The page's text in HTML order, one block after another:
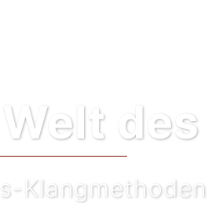
Klangmethoden